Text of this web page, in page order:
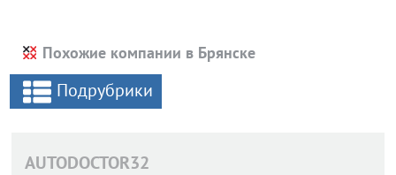
Похожие компании в Брянске
Подрубрики
AUTODOCTOR32